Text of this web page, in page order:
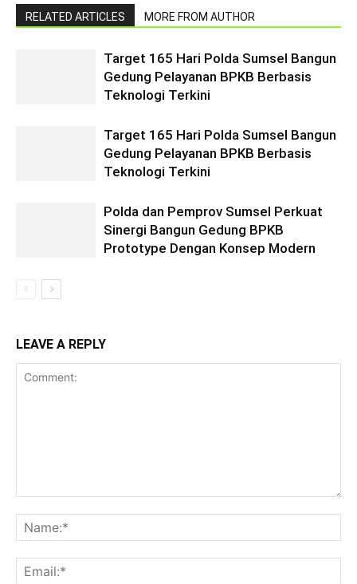
RELATED ARTICLES MORE FROM AUTHOR
Target 165 Hari Polda Sumsel Bangun
Gedung Pelayanan BPKB Berbasis
Teknologi Terkini
Target 165 Hari Polda Sumsel Bangun
Gedung Pelayanan BPKB Berbasis
Teknologi Terkini
Polda dan Pemprov Sumsel Perkuat
Sinergi Bangun Gedung BPKB
Prototype Dengan Konsep Modern
LEAVE A REPLY